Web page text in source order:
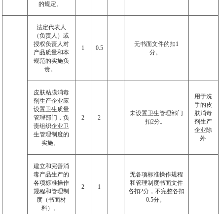
的规定。
法定代表人
（负责人）或
授权负责人对
产品质量和本
规范的实施负
责。
1 0.5
无书面文件的扣1
分。
皮肤粘膜消毒
剂生产企业应
设置卫生质量
管理部门，负
责组织企业卫
生管理制度的
实施。
2 2
未设置卫生管理部门
扣2分。
用于洗
手的皮
肤消毒
剂生产
企业除
外
建立和完善消
毒产品生产的
各项标准操作
规程和管理制
度（书面材
料）。
2 1
无各项标准操作规程
和管理制度书面文件
各扣2分，不完整各扣
0.5分。